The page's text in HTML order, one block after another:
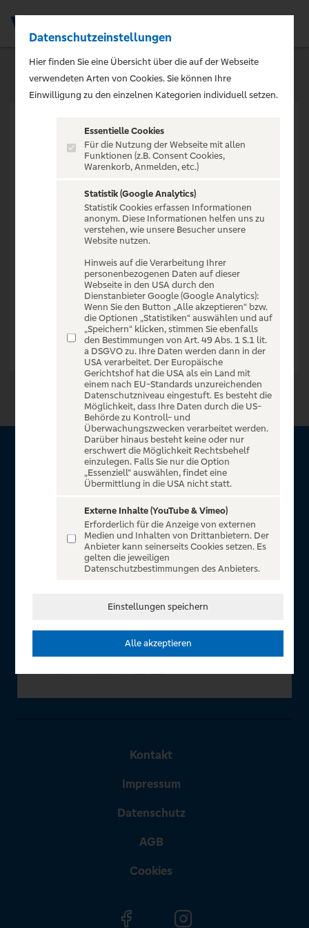
VERANSTALTUNG NICHT
GEFUNDEN
Zur Startseite
Über VR Entertain
für alle Kunden der Volksbanken Raiffeisenbanken. Auf
unserem einzigartigen Portal finden Sie Tickets für
atemberaubende Konzerte, Musicals und Shows, die
Fußball-Bundesliga sowie die Champions League und die
In Zusammenarbeit mit
Kontakt
Impressum
Datenschutz
AGB
Cookies
Datenschutzeinstellungen
Hier finden Sie eine Übersicht über die auf der Webseite
verwendeten Arten von Cookies. Sie können Ihre
Einwilligung zu den einzelnen Kategorien individuell setzen.
Essentielle Cookies
Für die Nutzung der Webseite mit allen
Funktionen (z.B. Consent Cookies,
Warenkorb, Anmelden, etc.)
Statistik (Google Analytics)
Statistik Cookies erfassen Informationen
anonym. Diese Informationen helfen uns zu
verstehen, wie unsere Besucher unsere
Website nutzen.
Hinweis auf die Verarbeitung Ihrer
personenbezogenen Daten auf dieser
Webseite in den USA durch den
Dienstanbieter Google (Google Analytics):
Wenn Sie den Button „Alle akzeptieren“ bzw.
die Optionen „Statistiken“ auswählen und auf
„Speichern“ klicken, stimmen Sie ebenfalls
den Bestimmungen von Art. 49 Abs. 1 S.1 lit.
a DSGVO zu. Ihre Daten werden dann in der
USA verarbeitet. Der Europäische
Gerichtshof hat die USA als ein Land mit
einem nach EU-Standards unzureichenden
Datenschutzniveau eingestuft. Es besteht die
Möglichkeit, dass Ihre Daten durch die US-
Behörde zu Kontroll- und
Überwachungszwecken verarbeitet werden.
Darüber hinaus besteht keine oder nur
erschwert die Möglichkeit Rechtsbehelf
einzulegen. Falls Sie nur die Option
„Essenziell“ auswählen, findet eine
Übermittlung in die USA nicht statt.
Externe Inhalte (YouTube & Vimeo)
Erforderlich für die Anzeige von externen
Medien und Inhalten von Drittanbietern. Der
Anbieter kann seinerseits Cookies setzen. Es
gelten die jeweiligen
Datenschutzbestimmungen des Anbieters.
Einstellungen speichern
Alle akzeptieren